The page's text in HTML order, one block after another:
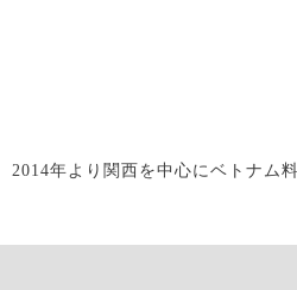
2014年より関西を中心にベトナム